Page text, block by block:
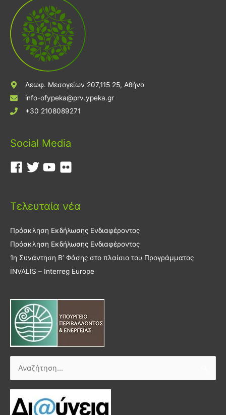
Λεωφ. Μεσογείων 207,115 25, Αθήνα
info-ofypeka@prv.ypeka.gr
+30 2108089271
Social Media
Τελευταία νέα
Πρόσκληση Εκδήλωσης Ενδιαφέροντος
Πρόσκληση Εκδήλωσης Ενδιαφέροντος
1η Συνάντηση Β’ Φάσης στο πλαίσιο του Προγράμματος
INVALIS – Interreg Europe
Αναζήτηση